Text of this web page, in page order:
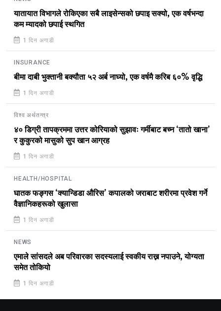
यातायात विभागले रोकिएका सबै लाइसेन्सको छपाइ सक्यो, एक वर्षभन्दा
कम म्यादको छपाई स्थगित
1 दिन अगाडी
INSURANCE
बीमा दाबी भुक्तानी बक्यौता ५२ अर्ब नाघ्यो, एक वर्षमै करिब ६०% वृद्धि
1 दिन अगाडी
विश्व अर्थतन्त्र
४० डिग्री तापक्रममा उत्तर कोरियाको सुझावः गर्मीबाट बच्न ‘तातो खाना’
र कुकुरको मासुको सुप खान आग्रह
1 दिन अगाडी
HEALTH/HOSPITAL
घातक फङ्गस ‘क्यान्डिडा औरिस’ कपालको जराबाट शरीरमा प्रवेश गर्ने
वैज्ञानिकहरूको खुलासा
1 दिन अगाडी
NEWS
एमाले सांसदले अब परिवारका सदस्यलाई स्वकीय राख्न नपाउने, योग्यता
समेत तोकियो
1 दिन अगाडी